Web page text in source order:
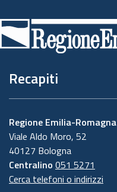
di
pagina
Recapiti
Regione Emilia-Romagna
Viale Aldo Moro, 52
40127 Bologna
Centralino 051 5271
Cerca telefoni o indirizzi